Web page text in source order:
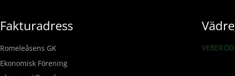
Fakturadress
Romeleåsens GK
Ekonomisk Förening